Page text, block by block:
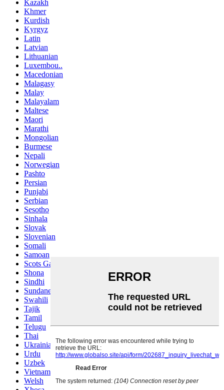
Kazakh
Khmer
Kurdish
Kyrgyz
Latin
Latvian
Lithuanian
Luxembou..
Macedonian
Malagasy
Malay
Malayalam
Maltese
Maori
Marathi
Mongolian
Burmese
Nepali
Norwegian
Pashto
Persian
Punjabi
Serbian
Sesotho
Sinhala
Slovak
Slovenian
Somali
Samoan
Scots Gaelic
Shona
Sindhi
Sundanese
Swahili
Tajik
Tamil
Telugu
Thai
Ukrainian
Urdu
Uzbek
Vietnamese
Welsh